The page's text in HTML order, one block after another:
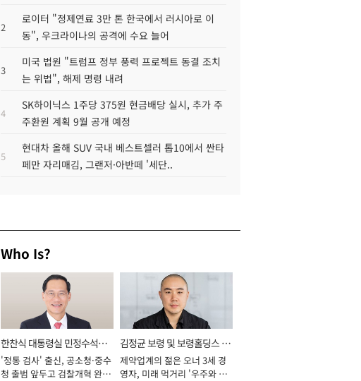
2
로이터 "정제연료 3만 톤 한국에서 러시아로 이
동", 우크라이나의 공격에 수요 늘어
3
미국 법원 "트럼프 정부 풍력 프로젝트 동결 조치
는 위법", 해제 명령 내려
4
SK하이닉스 1주당 375원 현금배당 실시, 추가 주
주환원 계획 9월 공개 예정
5
현대차 올해 SUV 국내 베스트셀러 톱10에서 싼타
페만 자리매김, 그랜저·아반떼 '세단..
Who Is?
한찬식 대통령실 민정수석비
서관
'정통 검사' 출신, 공소청·중수
청 출범 앞두고 검찰개혁 완수
김정균 보령 및 보령홀딩스 대
표이사 사장
제약업계의 젊은 오너 3세 경
영자, 미래 먹거리 '우주와 헬